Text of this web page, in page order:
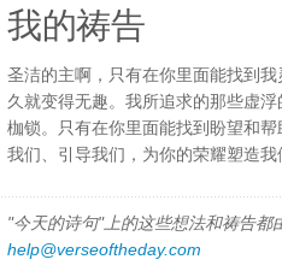
我的祷告
圣洁的主啊，只有在你里面能找到
久就变得无趣。我所追求的那些虚
枷锁。只有在你里面能找到盼望和
我们、引导我们，为你的荣耀塑造我
"今天的诗句"上的这些想法和祷告
help@verseoftheday.com